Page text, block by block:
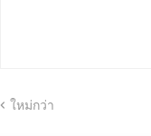
ใหม่กว่า